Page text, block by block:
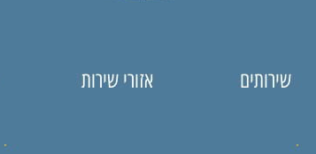
שירותים אזורי שירות